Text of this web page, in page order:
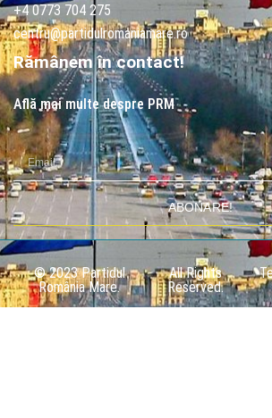
+4 0773 704 275
centru@partidulromaniamare.ro
Rămânem în contact!
Află mai multe despre PRM
ABONARE!
© 2023 Partidul
România Mare.
All Rights
Reserved.